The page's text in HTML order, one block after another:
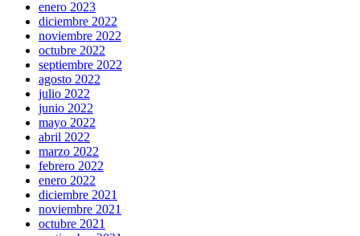
enero 2023
diciembre 2022
noviembre 2022
octubre 2022
septiembre 2022
agosto 2022
julio 2022
junio 2022
mayo 2022
abril 2022
marzo 2022
febrero 2022
enero 2022
diciembre 2021
noviembre 2021
octubre 2021